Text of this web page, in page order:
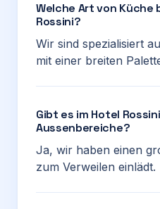
Welche Art von Küche
Rossini?
Wir sind spezialisiert
mit einer breiten
Gibt es im Hotel
Aussenbereiche?
Ja, wir haben einen
zum Verweilen einlädt.